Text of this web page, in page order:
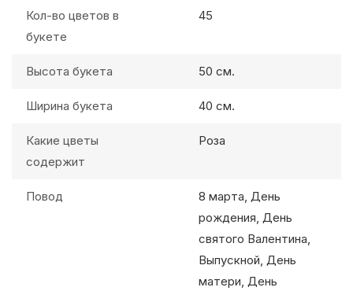
Кол-во цветов в
букете
45
Высота букета 50 см.
Ширина букета 40 см.
Какие цветы
содержит
Роза
Повод
8 марта, День
рождения, День
святого Валентина,
Выпускной, День
матери, День